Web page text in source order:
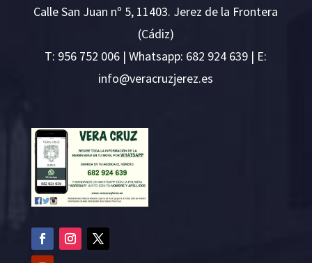
Calle San Juan nº 5, 11403. Jerez de la Frontera
(Cádiz)
T: 956 752 006 | Whatsapp: 682 924 639 | E:
se.ze
rejzu
rcare
v@ofn
i